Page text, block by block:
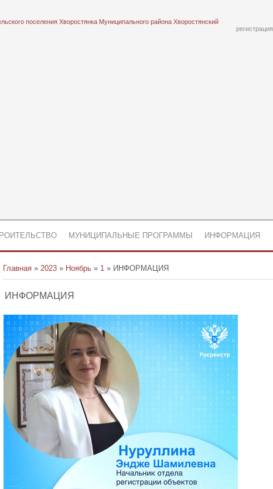
поселения Хворостянка Муниципального района Хворостянский
регистрация
МУНИЦИПАЛЬНЫЕ ПРОГРАММЫ ИНФОРМАЦИЯ
Главная » 2023 » Ноябрь » 1 » ИНФОРМАЦИЯ
ИНФОРМАЦИЯ